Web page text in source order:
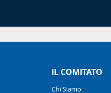
IL COMITATO
Chi Siamo